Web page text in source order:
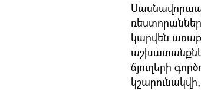
կարվեն
ճյուղերի